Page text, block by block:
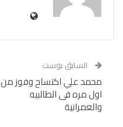
السابق بوست
محمد علي اكتساح وفوز من
اول مره فى الطالبيه
والعمرانية